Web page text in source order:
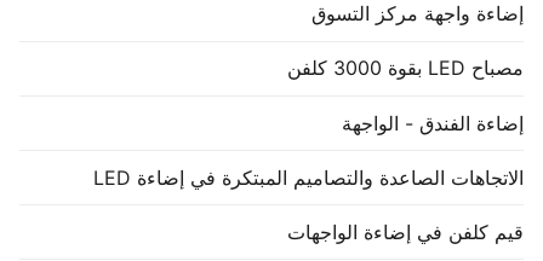
إضاءة واجهة مركز التسوق
مصباح LED بقوة 3000 كلفن
إضاءة الفندق - الواجهة
الاتجاهات الصاعدة والتصاميم المبتكرة في إضاءة LED
قيم كلفن في إضاءة الواجهات